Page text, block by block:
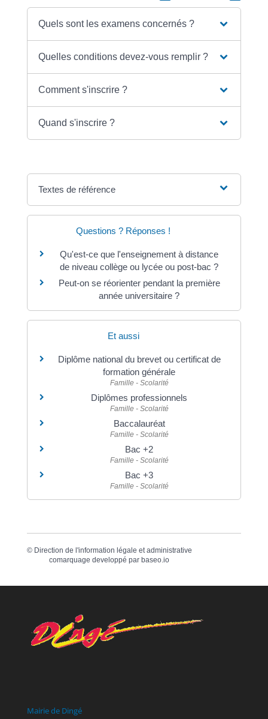
Quels sont les examens concernés ?
Quelles conditions devez-vous remplir ?
Comment s'inscrire ?
Quand s'inscrire ?
Textes de référence
Questions ? Réponses !
Qu'est-ce que l'enseignement à distance
de niveau collège ou lycée ou post-bac ?
Peut-on se réorienter pendant la première
année universitaire ?
Et aussi
Diplôme national du brevet ou certificat de
formation générale
Famille - Scolarité
Diplômes professionnels
Famille - Scolarité
Baccalauréat
Famille - Scolarité
Bac +2
Famille - Scolarité
Bac +3
Famille - Scolarité
© Direction de l'information légale et administrative
comarquage developpé par baseo.io
Mairie de Dingé